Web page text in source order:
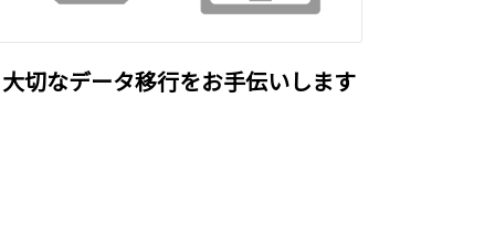
大切なデータ移行をお手伝いします